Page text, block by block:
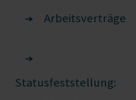
Arbeitsverträge
Statusfeststellung: